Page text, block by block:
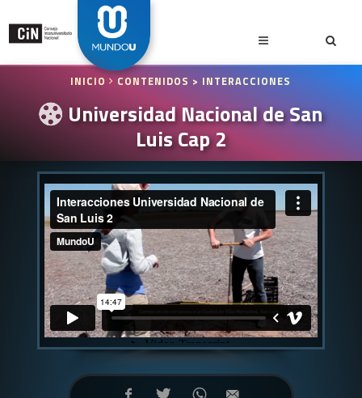
INICIO CONTENIDOS > INTERACCIONES
Universidad Nacional de San
Luis Cap 2